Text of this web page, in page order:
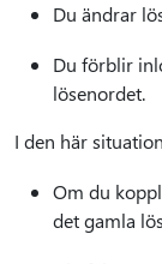
Du ändrar
Du förblir
lösenordet.
I den här
Om du
det gamla